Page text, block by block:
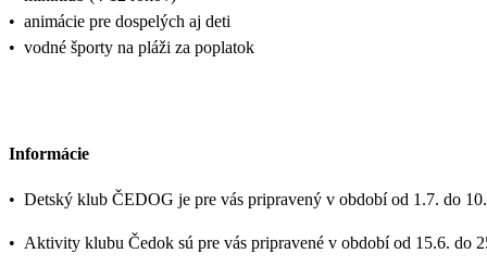
• animácie pre dospelých aj deti
• vodné športy na pláži za poplatok
Informácie
• Detský klub ČEDOG je pre vás pripravený v období od 1.7. do
• Aktivity klubu Čedok sú pre vás pripravené v období od 15.6. do